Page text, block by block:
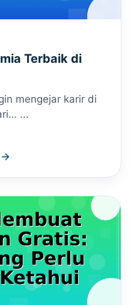
Terbaik di
mengejar karir di
...
→